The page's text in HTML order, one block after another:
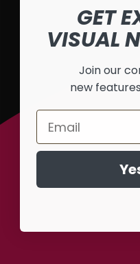
GET
VISUAL
Join our
new
Email